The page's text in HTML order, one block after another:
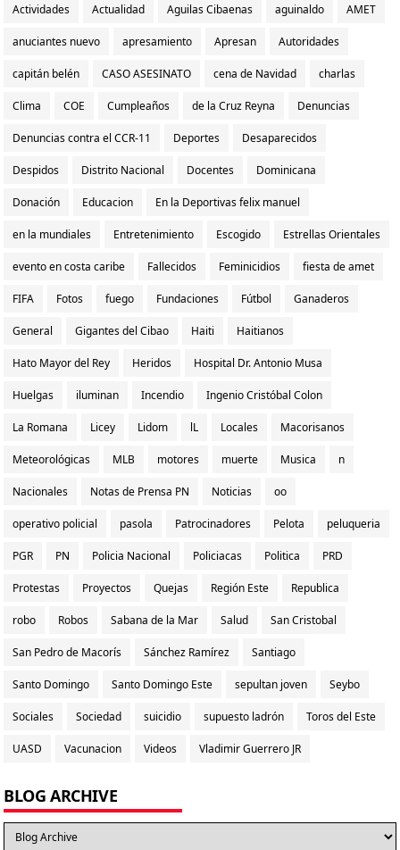
Actividades Actualidad Aguilas Cibaenas aguinaldo AMET
anuciantes nuevo apresamiento Apresan Autoridades
capitán belén CASO ASESINATO cena de Navidad charlas
Clima COE Cumpleaños de la Cruz Reyna Denuncias
Denuncias contra el CCR-11 Deportes Desaparecidos
Despidos Distrito Nacional Docentes Dominicana
Donación Educacion En la Deportivas felix manuel
en la mundiales Entretenimiento Escogido Estrellas Orientales
evento en costa caribe Fallecidos Feminicidios fiesta de amet
FIFA Fotos fuego Fundaciones Fútbol Ganaderos
General Gigantes del Cibao Haiti Haitianos
Hato Mayor del Rey Heridos Hospital Dr. Antonio Musa
Huelgas iluminan Incendio Ingenio Cristóbal Colon
La Romana Licey Lidom lL Locales Macorisanos
Meteorológicas MLB motores muerte Musica n
Nacionales Notas de Prensa PN Noticias oo
operativo policial pasola Patrocinadores Pelota peluqueria
PGR PN Policia Nacional Policiacas Politica PRD
Protestas Proyectos Quejas Región Este Republica
robo Robos Sabana de la Mar Salud San Cristobal
San Pedro de Macorís Sánchez Ramírez Santiago
Santo Domingo Santo Domingo Este sepultan joven Seybo
Sociales Sociedad suicidio supuesto ladrón Toros del Este
UASD Vacunacion Videos Vladimir Guerrero JR
BLOG ARCHIVE